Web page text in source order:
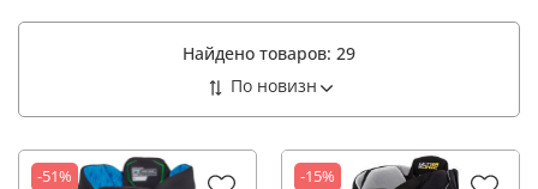
Найдено товаров: 29
-51% -15%